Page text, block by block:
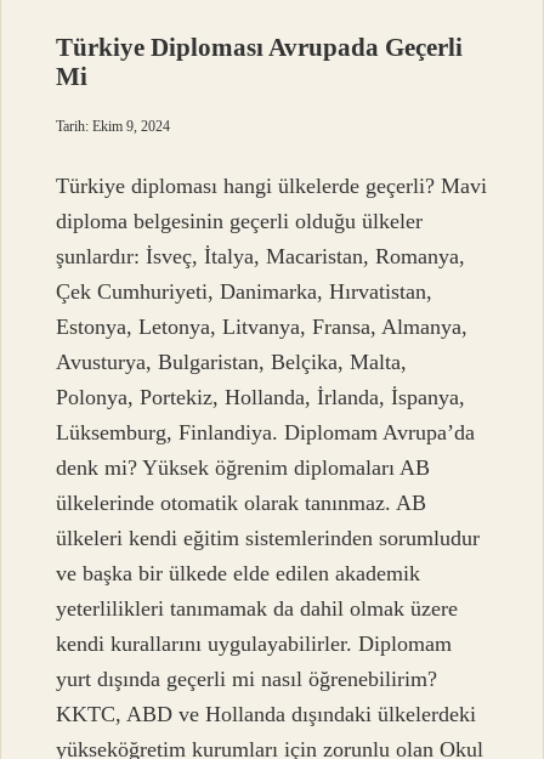
Türkiye Diploması Avrupada Geçerli
Mi
Tarih: Ekim 9, 2024
Türkiye diploması hangi ülkelerde geçerli? Mavi
diploma belgesinin geçerli olduğu ülkeler
şunlardır: İsveç, İtalya, Macaristan, Romanya,
Çek Cumhuriyeti, Danimarka, Hırvatistan,
Estonya, Letonya, Litvanya, Fransa, Almanya,
Avusturya, Bulgaristan, Belçika, Malta,
Polonya, Portekiz, Hollanda, İrlanda, İspanya,
Lüksemburg, Finlandiya. Diplomam Avrupa’da
denk mi? Yüksek öğrenim diplomaları AB
ülkelerinde otomatik olarak tanınmaz. AB
ülkeleri kendi eğitim sistemlerinden sorumludur
ve başka bir ülkede elde edilen akademik
yeterlilikleri tanımamak da dahil olmak üzere
kendi kurallarını uygulayabilirler. Diplomam
yurt dışında geçerli mi nasıl öğrenebilirim?
KKTC, ABD ve Hollanda dışındaki ülkelerdeki
yükseköğretim kurumları için zorunlu olan Okul